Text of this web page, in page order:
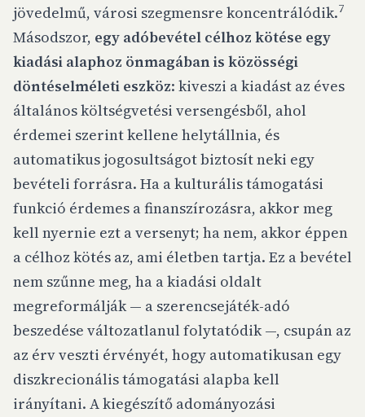
jövedelmű, városi szegmensre koncentrálódik.7
Másodszor, egy adóbevétel célhoz kötése egy
kiadási alaphoz önmagában is közösségi
döntéselméleti eszköz: kiveszi a kiadást az éves
általános költségvetési versengésből, ahol
érdemei szerint kellene helytállnia, és
automatikus jogosultságot biztosít neki egy
bevételi forrásra. Ha a kulturális támogatási
funkció érdemes a finanszírozásra, akkor meg
kell nyernie ezt a versenyt; ha nem, akkor éppen
a célhoz kötés az, ami életben tartja. Ez a bevétel
nem szűnne meg, ha a kiadási oldalt
megreformálják — a szerencsejáték-adó
beszedése változatlanul folytatódik —, csupán az
az érv veszti érvényét, hogy automatikusan egy
diszkrecionális támogatási alapba kell
irányítani. A kiegészítő adományozási